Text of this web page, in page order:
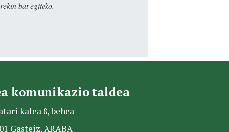
bat egiteko.
komunikazio taldea
kalea 8, behea
Gasteiz, ARABA